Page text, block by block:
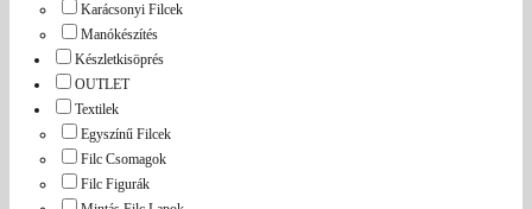
Karácsonyi Filcek
Manókészítés
Készletkisöprés
OUTLET
Textilek
Egyszínű Filcek
Filc Csomagok
Filc Figurák